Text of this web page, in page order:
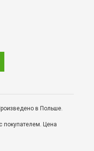
в Польше.
покупателем. Цена